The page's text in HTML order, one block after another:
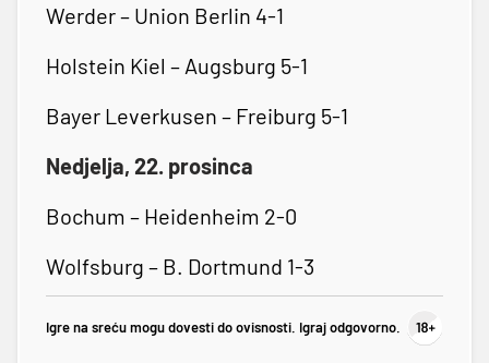
Werder – Union Berlin 4-1
Holstein Kiel – Augsburg 5-1
Bayer Leverkusen – Freiburg 5-1
Nedjelja, 22. prosinca
Bochum – Heidenheim 2-0
Wolfsburg – B. Dortmund 1-3
Igre na sreću mogu dovesti do ovisnosti. Igraj odgovorno.